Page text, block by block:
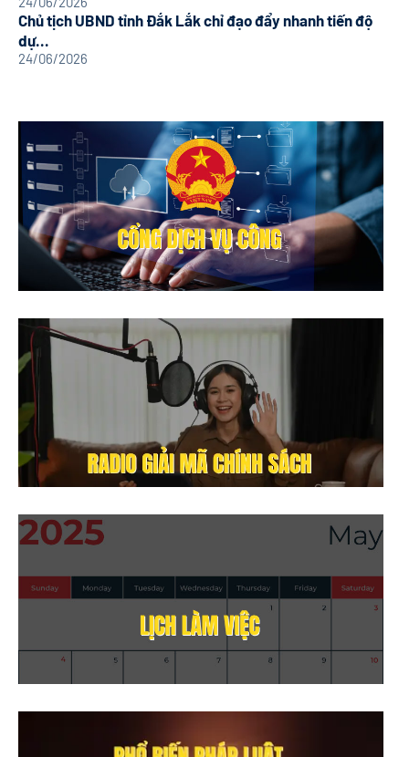
Chủ tịch UBND tỉnh Đắk Lắk chỉ đạo đẩy nhanh tiến độ
dự...
24/06/2026